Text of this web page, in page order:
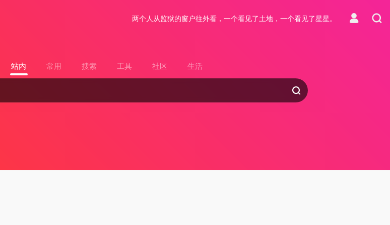
两个人从监狱的窗户往外看，一个看见了土地，一个看见了星星。
站内 常用 搜索 工具 社区 生活